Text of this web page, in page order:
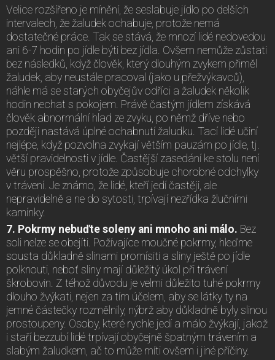
Velice rozšířeno je mínění, že seslabuje jídlo po delších
intervalech, že žaludek ochabuje, protože nemá
dostatečné práce. Tak se stává, že mnozí lidé nedovedou
ani 6-7 hodin po jídle býti bez jídla. Ovšem nemůže zůstati
bez následků, když člověk, který dlouhým zvykem přiměl
žaludek, aby neustále pracoval (jako u přežvýkavců),
náhle má se starých obyčejův odříci a žaludek několik
hodin nechat s pokojem. Právě častým jídlem získává
člověk abnormální hlad ze zvyku, po němž dříve nebo
později nastává úplné ochabnutí žaludku. Tací lidé učiní
nejlépe, když pozvolna zvykají větším pauzám po jídle, tj.
větší pravidelnosti v jídle. Častější zasedání ke stolu není
věru prospěšno, protože způsobuje chorobné odchylky
v trávení. Je známo, že lidé, kteří jedí častěji, ale
nepravidelně a ne do sytosti, trpívají nezřídka žlučními
kamínky.
7. Pokrmy nebuďte soleny ani mnoho ani málo. Bez
soli nelze se obejíti. Požívajíce moučné pokrmy, hleďme
sousta důkladně slinami promísiti a sliny ještě po jídle
polknouti, neboť sliny mají důležitý úkol při trávení
škrobovin. Z téhož důvodu je velmi důležito tuhé pokrmy
dlouho žvýkati, nejen za tím účelem, aby se látky ty na
jemné částečky rozmělnily, nýbrž aby důkladně byly slinou
prostoupeny. Osoby, které rychle jedí a málo žvýkají, jakož
i staří bezzubí lidé trpívají obyčejně špatným trávením a
slabým žaludkem, ač to může míti ovšem i jiné příčiny.